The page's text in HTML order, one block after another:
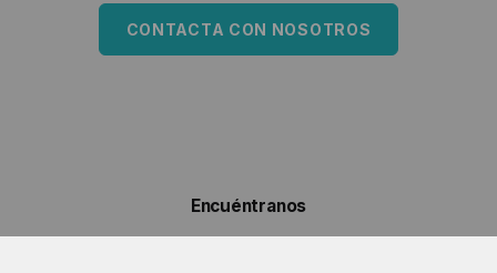
CONTACTA CON NOSOTROS
Encuéntranos